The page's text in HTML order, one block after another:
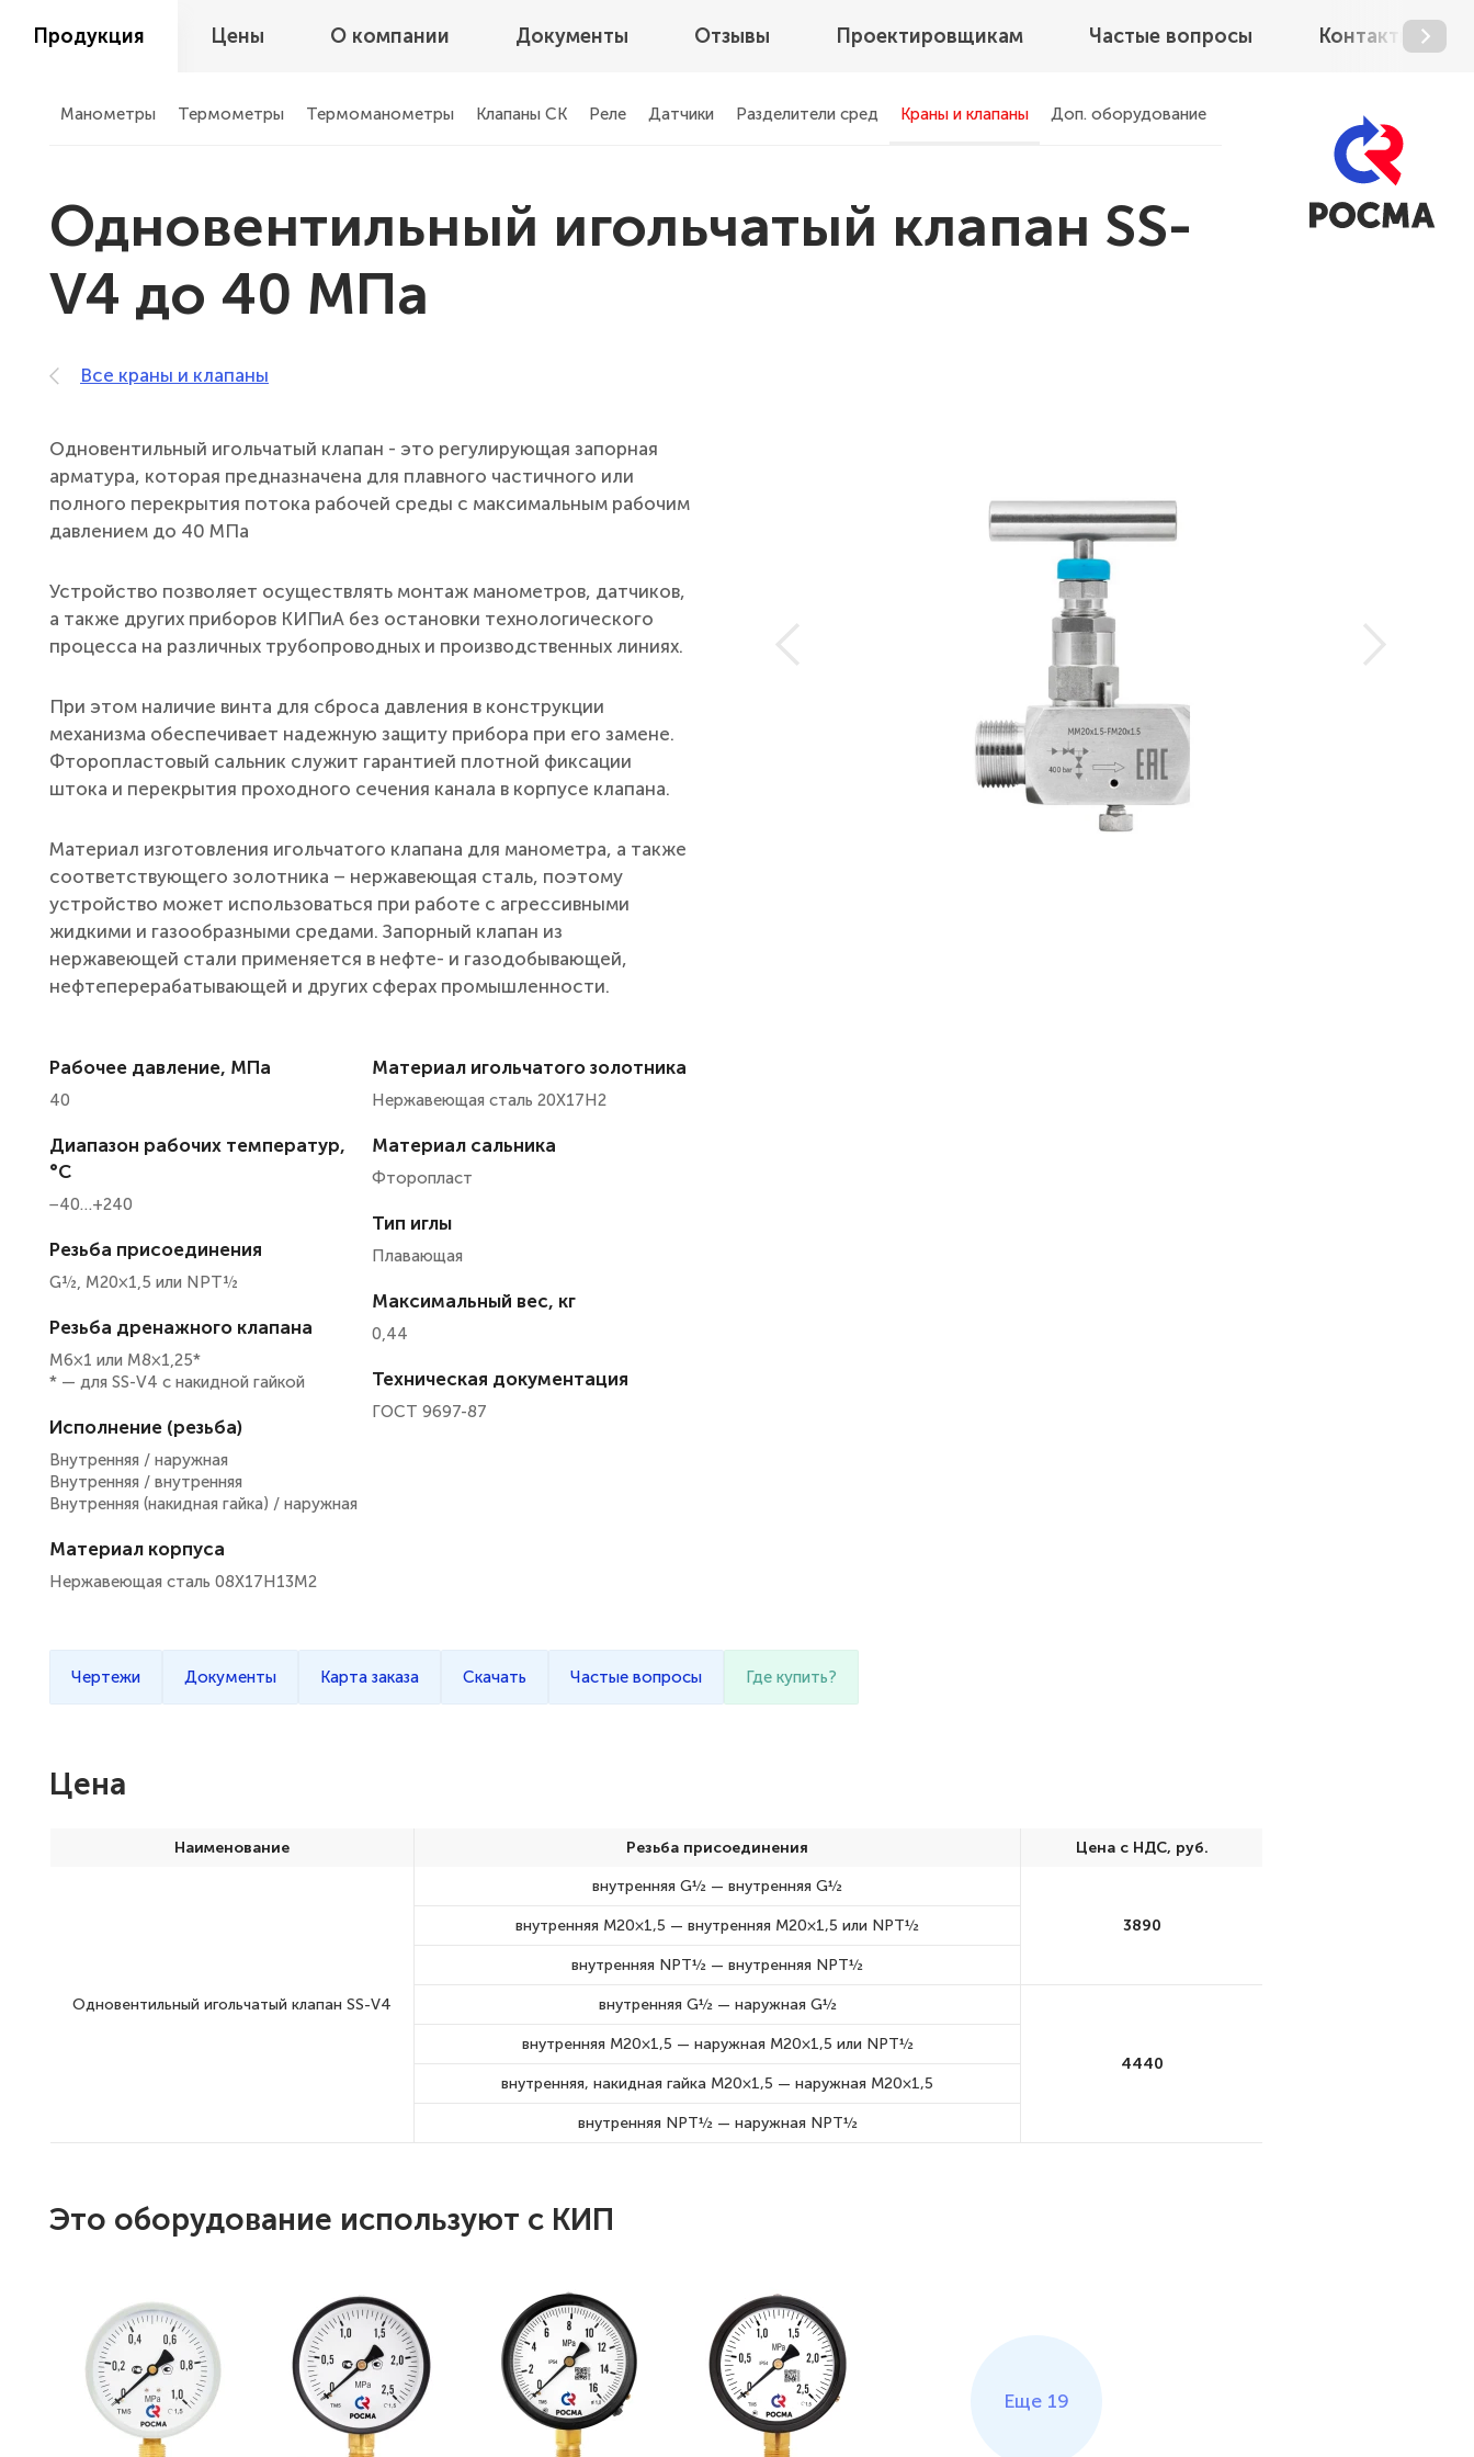
Продукция Цены О компании Документы Отзывы Проектировщикам Частые вопросы Контакты
Манометры Термометры Термоманометры Клапаны СК Реле Датчики Разделители сред Краны и клапаны Доп. оборудование
Одновентильный игольчатый клапан SS-
V4 до 40 МПа
Все краны и клапаны
Одновентильный игольчатый клапан - это регулирующая запорная
арматура, которая предназначена для плавного частичного или
полного перекрытия потока рабочей среды с максимальным рабочим
давлением до 40 МПа
Устройство позволяет осуществлять монтаж манометров, датчиков,
а также других приборов КИПиА без остановки технологического
процесса на различных трубопроводных и производственных линиях.
При этом наличие винта для сброса давления в конструкции
механизма обеспечивает надежную защиту прибора при его замене.
Фторопластовый сальник служит гарантией плотной фиксации
штока и перекрытия проходного сечения канала в корпусе клапана.
Материал изготовления игольчатого клапана для манометра, а также
соответствующего золотника – нержавеющая сталь, поэтому
устройство может использоваться при работе с агрессивными
жидкими и газообразными средами. Запорный клапан из
нержавеющей стали применяется в нефте- и газодобывающей,
нефтеперерабатывающей и других сферах промышленности.
Рабочее давление, МПа
40
Диапазон рабочих температур,
°С
−40…+240
Резьба присоединения
G½, M20×1,5 или NPT½
Резьба дренажного клапана
M6×1 или М8×1,25*
* — для SS-V4 с накидной гайкой
Исполнение (резьба)
Внутренняя / наружная
Внутренняя / внутренняя
Внутренняя (накидная гайка) / наружная
Материал корпуса
Нержавеющая сталь 08Х17Н13М2
Материал игольчатого золотника
Нержавеющая сталь 20Х17Н2
Материал сальника
Фторопласт
Тип иглы
Плавающая
Максимальный вес, кг
0,44
Техническая документация
ГОСТ 9697-87
Чертежи Документы Карта заказа Скачать Частые вопросы Где купить?
Цена
Наименование Резьба присоединения Цена с НДС, руб.
Одновентиль­ный игольча­тый клапан SS-V4
внутренняя G½ — внутренняя G½
3890
внутренняя М20×1,5 — внутренняя М20×1,5 или NPT½
внутренняя NPT½ — внутренняя NPT½
внутренняя G½ — наружная G½
4440
внутренняя М20×1,5 — наружная М20×1,5 или NPT½
внутренняя, накидная гайка М20×1,5 — наружная М20×1,5
внутренняя NPT½ — наружная NPT½
Это оборудование используют с КИП
Еще 19